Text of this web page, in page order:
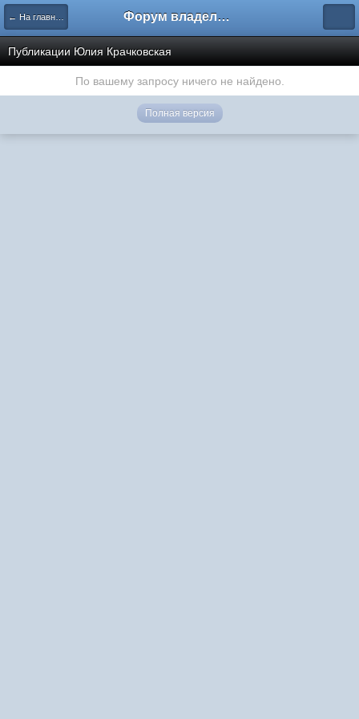
← На главную Форум владельцев интернет-магазинов
Публикации Юлия Крачковская
По вашему запросу ничего не найдено.
Полная версия